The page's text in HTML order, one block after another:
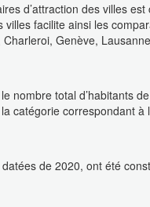
d’attraction des villes
villes facilite ainsi les
Charleroi, Genève,
nombre total d’habitants
catégorie correspondant
datées de 2020, ont été